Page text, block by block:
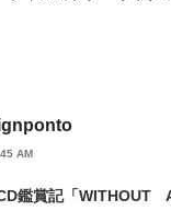
AM
鑑賞記「WITHOUT